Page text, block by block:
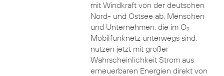
mit Windkraft von der deutschen
Nord- und Ostsee ab. Menschen
und Unternehmen, die im O2
Mobilfunknetz unterwegs sind,
nutzen jetzt mit großer
Wahrscheinlichkeit Strom aus
erneuerbaren Energien direkt von